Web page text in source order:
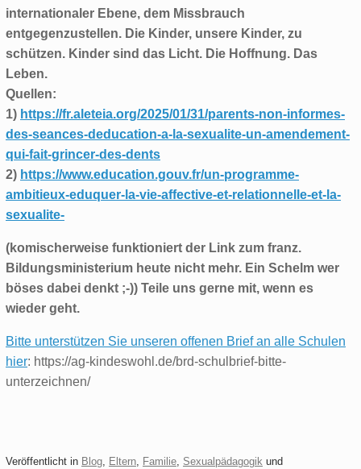
internationaler Ebene, dem Missbrauch
entgegenzustellen. Die Kinder, unsere Kinder, zu
schützen. Kinder sind das Licht. Die Hoffnung. Das
Leben.
Quellen:
1) https://fr.aleteia.org/2025/01/31/parents-non-informes-
des-seances-deducation-a-la-sexualite-un-amendement-
qui-fait-grincer-des-dents
2) https://www.education.gouv.fr/un-programme-
ambitieux-eduquer-la-vie-affective-et-relationnelle-et-la-
sexualite-
(komischerweise funktioniert der Link zum franz.
Bildungsministerium heute nicht mehr. Ein Schelm wer
böses dabei denkt ;-)) Teile uns gerne mit, wenn es
wieder geht.
Bitte unterstützen Sie unseren offenen Brief an alle Schulen
hier: https://ag-kindeswohl.de/brd-schulbrief-bitte-
unterzeichnen/
Veröffentlicht in Blog Eltern Familie Sexualpädagogik und